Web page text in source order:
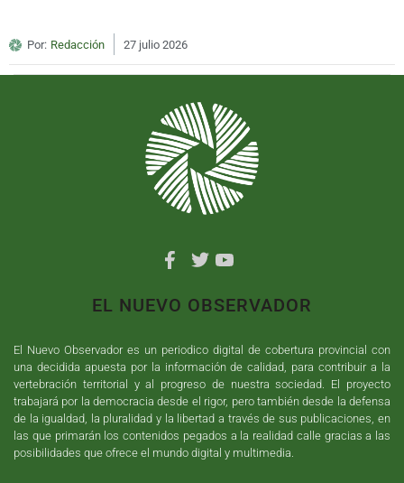
Por: Redacción 27 julio 2026
EL NUEVO OBSERVADOR
El Nuevo Observador es un periodico digital de cobertura provincial con
una decidida apuesta por la información de calidad, para contribuir a la
vertebración territorial y al progreso de nuestra sociedad. El proyecto
trabajará por la democracia desde el rigor, pero también desde la defensa
de la igualdad, la pluralidad y la libertad a través de sus publicaciones, en
las que primarán los contenidos pegados a la realidad calle gracias a las
posibilidades que ofrece el mundo digital y multimedia.